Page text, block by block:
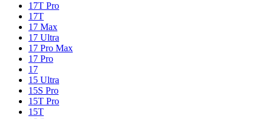
17T Pro
17T
17 Max
17 Ultra
17 Pro Max
17 Pro
17
15 Ultra
15S Pro
15T Pro
15T